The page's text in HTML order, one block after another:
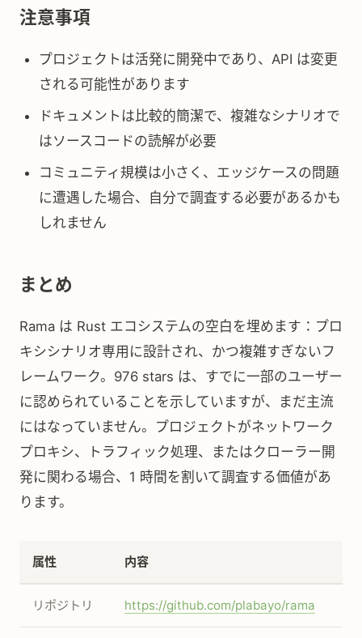
注意事項
プロジェクトは活発に開発中であり、API は変更
される可能性があります
ドキュメントは比較的簡潔で、複雑なシナリオで
はソースコードの読解が必要
コミュニティ規模は小さく、エッジケースの問題
に遭遇した場合、自分で調査する必要があるかも
しれません
まとめ
Rama は Rust エコシステムの空白を埋めます：プロ
キシシナリオ専用に設計され、かつ複雑すぎないフ
レームワーク。976 stars は、すでに一部のユーザー
に認められていることを示していますが、まだ主流
にはなっていません。プロジェクトがネットワーク
プロキシ、トラフィック処理、またはクローラー開
発に関わる場合、1 時間を割いて調査する価値があ
ります。
属性 内容
リポジトリ https://github.com/plabayo/rama